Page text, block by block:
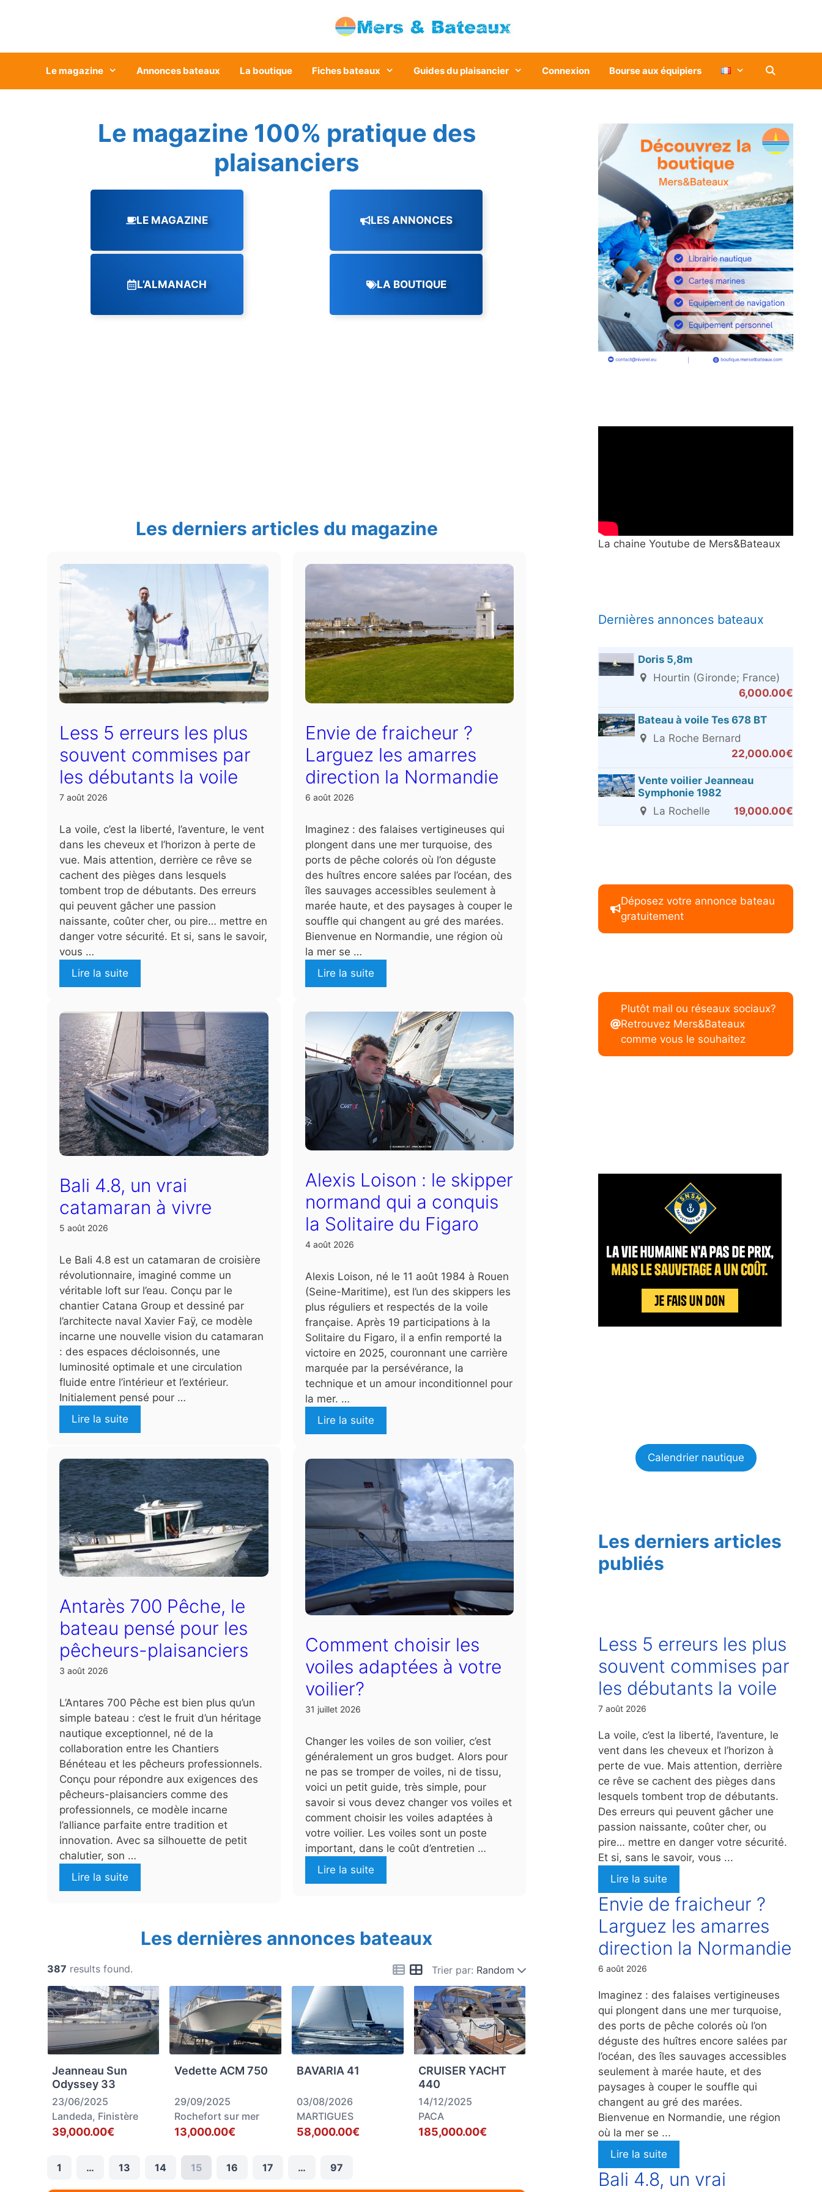
Le magazine Annonces bateaux La boutique Fiches bateaux Guides du plaisancier Connexion Bourse aux équipiers
Le magazine 100% pratique des
plaisanciers
LE MAGAZINE LES ANNONCES
L’ALMANACH LA BOUTIQUE
Les derniers articles du magazine
Less 5 erreurs les plus
souvent commises par
les débutants la voile
7 août 2026
La voile, c’est la liberté, l’aventure, le vent
dans les cheveux et l’horizon à perte de
vue. Mais attention, derrière ce rêve se
cachent des pièges dans lesquels
tombent trop de débutants. Des erreurs
qui peuvent gâcher une passion
naissante, coûter cher, ou pire… mettre en
danger votre sécurité. Et si, sans le savoir,
vous …
Lire la suite
Envie de fraicheur ?
Larguez les amarres
direction la Normandie
6 août 2026
Imaginez : des falaises vertigineuses qui
plongent dans une mer turquoise, des
ports de pêche colorés où l’on déguste
des huîtres encore salées par l’océan, des
îles sauvages accessibles seulement à
marée haute, et des paysages à couper le
souffle qui changent au gré des marées.
Bienvenue en Normandie, une région où
la mer se …
Lire la suite
Bali 4.8, un vrai
catamaran à vivre
5 août 2026
Le Bali 4.8 est un catamaran de croisière
révolutionnaire, imaginé comme un
véritable loft sur l’eau. Conçu par le
chantier Catana Group et dessiné par
l’architecte naval Xavier Faÿ, ce modèle
incarne une nouvelle vision du catamaran
: des espaces décloisonnés, une
luminosité optimale et une circulation
fluide entre l’intérieur et l’extérieur.
Initialement pensé pour …
Lire la suite
Alexis Loison : le skipper
normand qui a conquis
la Solitaire du Figaro
4 août 2026
Alexis Loison, né le 11 août 1984 à Rouen
(Seine-Maritime), est l’un des skippers les
plus réguliers et respectés de la voile
française. Après 19 participations à la
Solitaire du Figaro, il a enfin remporté la
victoire en 2025, couronnant une carrière
marquée par la persévérance, la
technique et un amour inconditionnel pour
la mer. …
Lire la suite
Antarès 700 Pêche, le
bateau pensé pour les
pêcheurs-plaisanciers
3 août 2026
L’Antares 700 Pêche est bien plus qu’un
simple bateau : c’est le fruit d’un héritage
nautique exceptionnel, né de la
collaboration entre les Chantiers
Bénéteau et les pêcheurs professionnels.
Conçu pour répondre aux exigences des
pêcheurs-plaisanciers comme des
professionnels, ce modèle incarne
l’alliance parfaite entre tradition et
innovation. Avec sa silhouette de petit
chalutier, son …
Lire la suite
Comment choisir les
voiles adaptées à votre
voilier?
31 juillet 2026
Changer les voiles de son voilier, c’est
généralement un gros budget. Alors pour
ne pas se tromper de voiles, ni de tissu,
voici un petit guide, très simple, pour
savoir si vous devez changer vos voiles et
comment choisir les voiles adaptées à
votre voilier. Les voiles sont un poste
important, dans le coût d’entretien …
Lire la suite
Les dernières annonces bateaux
Trier par: Random
387 results found.
Jeanneau Sun
Odyssey 33
23/06/2025
Landeda, Finistère
39,000.00€
Vedette ACM 750
29/09/2025
Rochefort sur mer
13,000.00€
BAVARIA 41
03/08/2026
MARTIGUES
58,000.00€
CRUISER YACHT
440
14/12/2025
PACA
185,000.00€
1 … 13 14 15 16 17 … 97
La chaine Youtube de Mers&Bateaux
Dernières annonces bateaux
Doris 5,8m
Hourtin (Gironde; France)
6,000.00€
Bateau à voile Tes 678 BT
La Roche Bernard
22,000.00€
Vente voilier Jeanneau
Symphonie 1982
La Rochelle
19,000.00€
Déposez votre annonce bateau
gratuitement
Plutôt mail ou réseaux sociaux?
Retrouvez Mers&Bateaux
comme vous le souhaitez
Calendrier nautique
Les derniers articles
publiés
Less 5 erreurs les plus
souvent commises par
les débutants la voile
7 août 2026
La voile, c’est la liberté, l’aventure, le
vent dans les cheveux et l’horizon à
perte de vue. Mais attention, derrière
ce rêve se cachent des pièges dans
lesquels tombent trop de débutants.
Des erreurs qui peuvent gâcher une
passion naissante, coûter cher, ou
pire… mettre en danger votre sécurité.
Et si, sans le savoir, vous ...
Lire la suite
Envie de fraicheur ?
Larguez les amarres
direction la Normandie
6 août 2026
Imaginez : des falaises vertigineuses
qui plongent dans une mer turquoise,
des ports de pêche colorés où l’on
déguste des huîtres encore salées par
l’océan, des îles sauvages accessibles
seulement à marée haute, et des
paysages à couper le souffle qui
changent au gré des marées.
Bienvenue en Normandie, une région
où la mer se ...
Lire la suite
Bali 4.8, un vrai